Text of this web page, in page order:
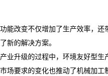
功能改变不仅增加了生产效率，
了新的解决方案。
产业升级的过程中，环境友好型生
市场要求的变化也推动了机械加工